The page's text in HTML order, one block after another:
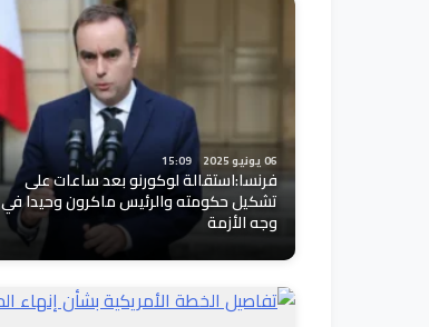
06 يونيو 2025 15:09
فرنسا:استقالة لوكورنو بعد ساعات على
تشكيل حكومته والرئيس ماكرون وحيدا في
وجه الأزمة